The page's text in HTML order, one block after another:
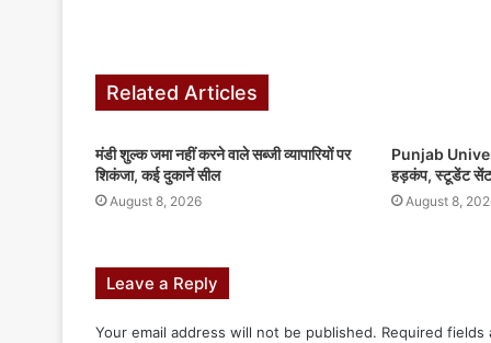
Related Articles
मंडी शुल्क जमा नहीं करने वाले सब्जी व्यापारियों पर
शिकंजा, कई दुकानें सील
August 8, 2026
Punjab
हड़कंप, स्टूडेंट
August 8,
Leave a Reply
Your email address will not be published. Required fields